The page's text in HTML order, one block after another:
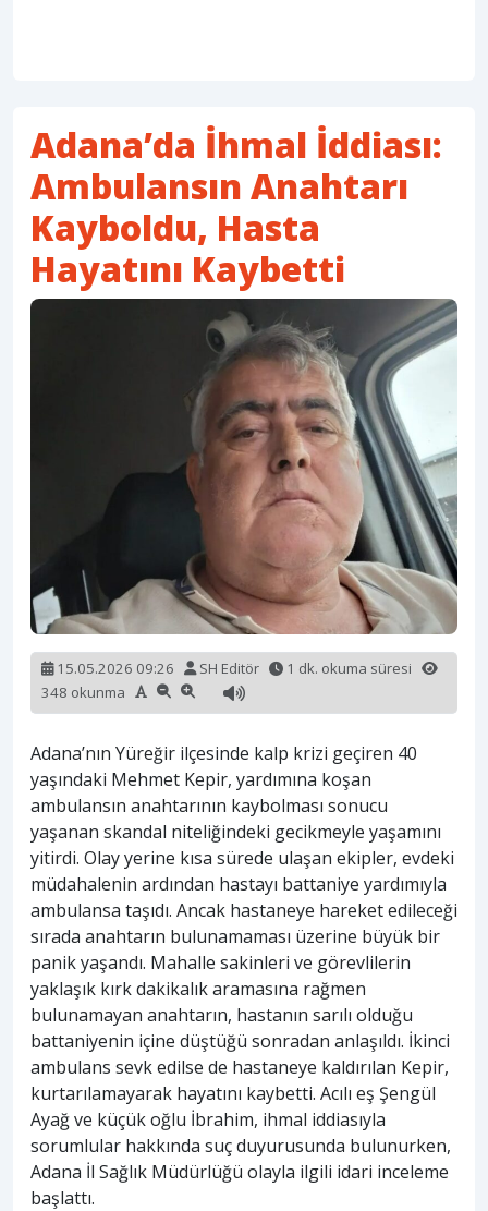
Adana’da İhmal İddiası:
Ambulansın Anahtarı
Kayboldu, Hasta
Hayatını Kaybetti
15.05.2026 09:26 SH Editör
1 dk. okuma süresi
348 okunma
Adana’nın Yüreğir ilçesinde kalp krizi geçiren 40
yaşındaki Mehmet Kepir, yardımına koşan
ambulansın anahtarının kaybolması sonucu
yaşanan skandal niteliğindeki gecikmeyle yaşamını
yitirdi. Olay yerine kısa sürede ulaşan ekipler, evdeki
müdahalenin ardından hastayı battaniye yardımıyla
ambulansa taşıdı. Ancak hastaneye hareket edileceği
sırada anahtarın bulunamaması üzerine büyük bir
panik yaşandı. Mahalle sakinleri ve görevlilerin
yaklaşık kırk dakikalık aramasına rağmen
bulunamayan anahtarın, hastanın sarılı olduğu
battaniyenin içine düştüğü sonradan anlaşıldı. İkinci
ambulans sevk edilse de hastaneye kaldırılan Kepir,
kurtarılamayarak hayatını kaybetti. Acılı eş Şengül
Ayağ ve küçük oğlu İbrahim, ihmal iddiasıyla
sorumlular hakkında suç duyurusunda bulunurken,
Adana İl Sağlık Müdürlüğü olayla ilgili idari inceleme
başlattı.